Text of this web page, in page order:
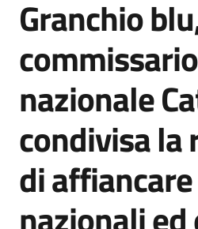
Novità
Servizi
Leggi
atti
bandi
Piani
programmi
Salta al contenuto
Granchio
commissario
nazionale
condivisa la
di